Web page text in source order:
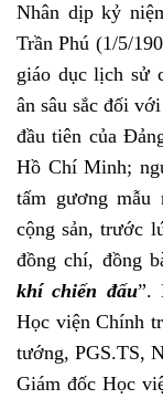
Nhân dịp kỷ
Trần Phú (1/5/
giáo dục lịch sử
ân sâu sắc đối
đầu tiên của
Hồ Chí Minh;
tấm gương
cộng sản, trước
đồng chí, đồng
khí chiến đấu”.
Học viện Chính
tướng, PGS.TS,
Giám đốc Học